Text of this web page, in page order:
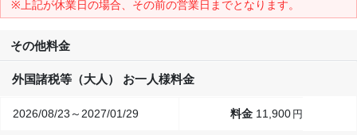
※上記が休業日の場合、その前の営業日までとなります。
その他料金
外国諸税等（大人） お一人様料金
2026/08/23～2027/01/29 11,900 円